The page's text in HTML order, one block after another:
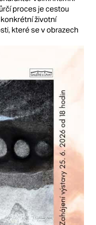
proces je cestou
životní
které se v obrazech